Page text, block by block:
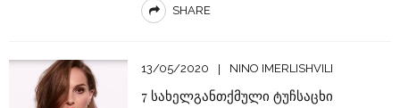
SHARE
13/05/2020 NINO IMERLISHVILI
7 სახელგანთქმული ტუჩსაცხი